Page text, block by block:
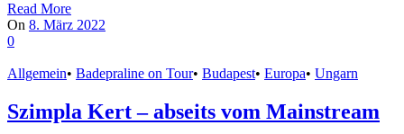
Read More
On 8. März 2022
0
Allgemein• Badepraline on Tour• Budapest• Europa• Ungarn
Szimpla Kert – abseits vom Mainstream